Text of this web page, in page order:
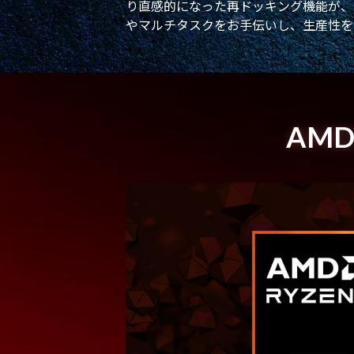
り直感的になった再ドッキング機能が
やマルチタスクをお手伝いし、生産性